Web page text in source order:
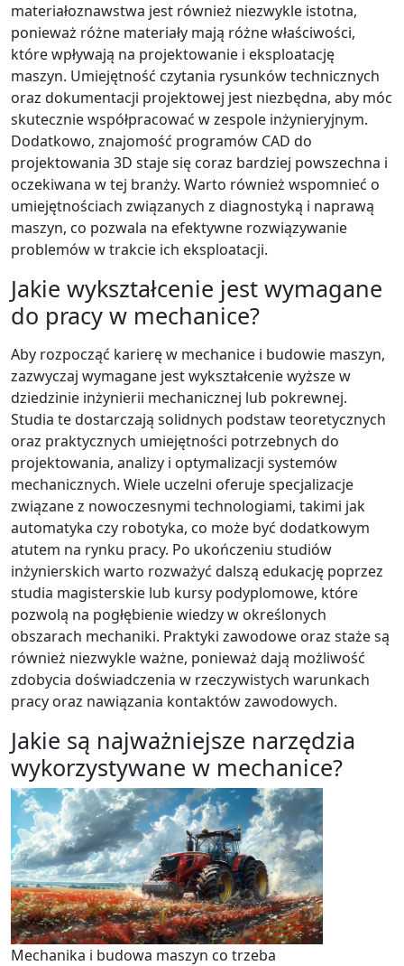
materiałoznawstwa jest również niezwykle istotna,
ponieważ różne materiały mają różne właściwości,
które wpływają na projektowanie i eksploatację
maszyn. Umiejętność czytania rysunków technicznych
oraz dokumentacji projektowej jest niezbędna, aby móc
skutecznie współpracować w zespole inżynieryjnym.
Dodatkowo, znajomość programów CAD do
projektowania 3D staje się coraz bardziej powszechna i
oczekiwana w tej branży. Warto również wspomnieć o
umiejętnościach związanych z diagnostyką i naprawą
maszyn, co pozwala na efektywne rozwiązywanie
problemów w trakcie ich eksploatacji.
Jakie wykształcenie jest wymagane
do pracy w mechanice?
Aby rozpocząć karierę w mechanice i budowie maszyn,
zazwyczaj wymagane jest wykształcenie wyższe w
dziedzinie inżynierii mechanicznej lub pokrewnej.
Studia te dostarczają solidnych podstaw teoretycznych
oraz praktycznych umiejętności potrzebnych do
projektowania, analizy i optymalizacji systemów
mechanicznych. Wiele uczelni oferuje specjalizacje
związane z nowoczesnymi technologiami, takimi jak
automatyka czy robotyka, co może być dodatkowym
atutem na rynku pracy. Po ukończeniu studiów
inżynierskich warto rozważyć dalszą edukację poprzez
studia magisterskie lub kursy podyplomowe, które
pozwolą na pogłębienie wiedzy w określonych
obszarach mechaniki. Praktyki zawodowe oraz staże są
również niezwykle ważne, ponieważ dają możliwość
zdobycia doświadczenia w rzeczywistych warunkach
pracy oraz nawiązania kontaktów zawodowych.
Jakie są najważniejsze narzędzia
wykorzystywane w mechanice?
Mechanika i budowa maszyn co trzeba